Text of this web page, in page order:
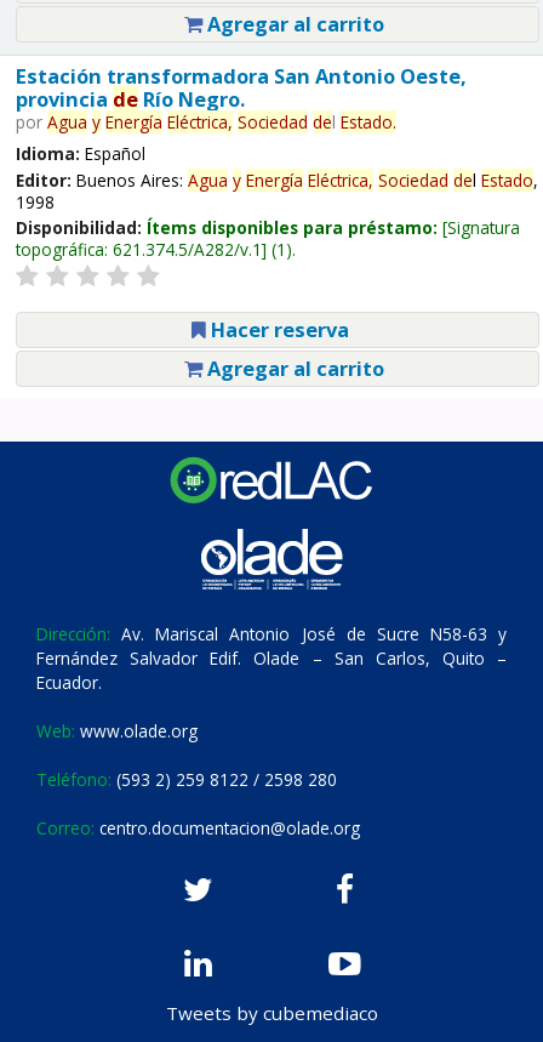
Agregar al carrito
Estación transformadora San Antonio Oeste,
provincia deRío Negro.
por Agua y Energía Eléctrica, Sociedad del Estado.
Idioma: Español
Editor: Buenos Aires: Agua y Energía Eléctrica, Sociedad del Estado,
1998
Disponibilidad: Ítems disponibles para préstamo: Signatura
topográfica: 621.374.5/A282/v.1 (1).
Hacer reserva
Agregar al carrito
Dirección: Av. Mariscal Antonio José de Sucre N58-63 y
Fernández Salvador Edif. Olade – San Carlos, Quito –
Ecuador.
Web: www.olade.org
Teléfono: (593 2) 259 8122 / 2598 280
Correo: centro.documentacion@olade.org
Tweets by cubemediaco